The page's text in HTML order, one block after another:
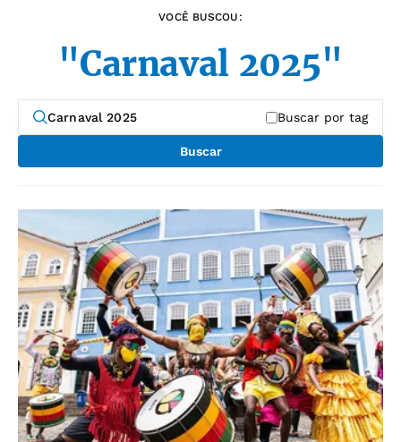
VOCÊ BUSCOU:
"Carnaval 2025"
Buscar por tag
Buscar